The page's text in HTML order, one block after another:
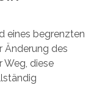
eines begrenzten
Änderung des
Weg, diese